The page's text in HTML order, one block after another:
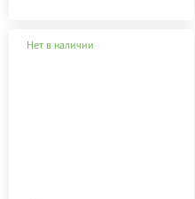
Нет в наличии